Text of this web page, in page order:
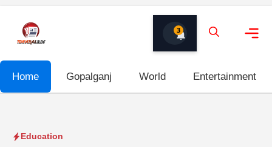
content
3
Home Gopalganj World Entertainment
Education